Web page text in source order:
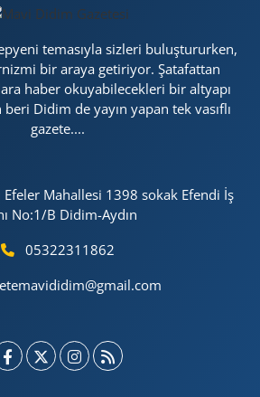
temasıyla sizleri buluştururken,
bir araya getiriyor. Şatafattan
haber okuyabilecekleri bir altyapı
Didim de yayın yapan tek vasıflı
gazete....
Efeler Mahallesi 1398 sokak Efendi İş
No:1/B Didim-Aydın
05322311862